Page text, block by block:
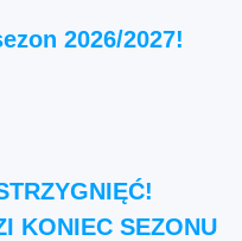
2026/2027!
KONIEC SEZONU